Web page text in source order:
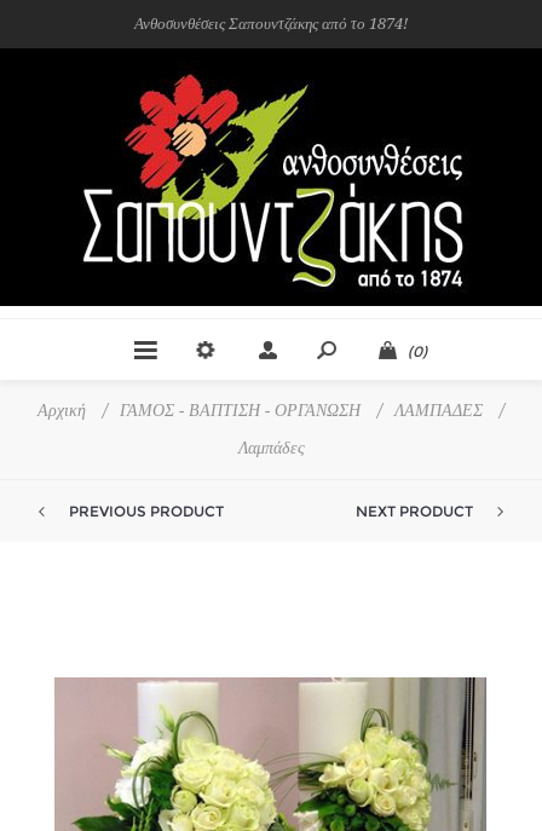
Ανθοσυνθέσεις Σαπουντζάκης από το 1874!
(0)
Αρχική / ΓΑΜΟΣ - ΒΑΠΤΙΣΗ - ΟΡΓΑΝΩΣΗ / ΛΑΜΠΑΔΕΣ
/
Λαμπάδες
PREVIOUS PRODUCT NEXT PRODUCT